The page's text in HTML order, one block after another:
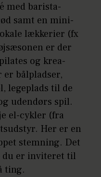
med barista-
samt en mini-
lækkerier (fx
er der
og krea-
bålpladser,
legeplads til de
udendørs spil.
el-cykler (fra
Her er en
stemning. Det
du er inviteret til
ting.